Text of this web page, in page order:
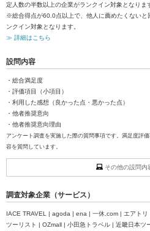
定人数の半数以上の企業がランクイン対象となりま
※総合得点が60.0点以上で、他人に薦めたくないと
ンクイン対象となります。
≫ 詳細はこちら
設問内容
・総合満足度
・評価項目（小項目）
・利用した感想（良かった点・悪かった点）
・他者推奨意向
・他者推奨意向理由
アンケート調査を実施した際の質問事項です。満足度評
容を質問しています。
その他の設問内
調査対象企業（サービス）
IACE TRAVEL | agoda | ena | 一休.com | エアト
ツーリスト | OZmall | 小田急トラベル | 近畿日本ツ